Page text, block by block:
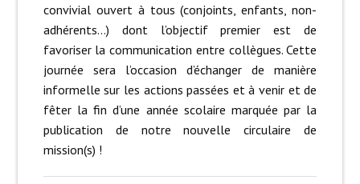
convivial ouvert à tous (conjoints, enfants, non-
adhérents…) dont l’objectif premier est de
favoriser la communication entre collègues. Cette
journée sera l’occasion d’échanger de manière
informelle sur les actions passées et à venir et de
fêter la fin d’une année scolaire marquée par la
publication de notre nouvelle circulaire de
mission(s) !